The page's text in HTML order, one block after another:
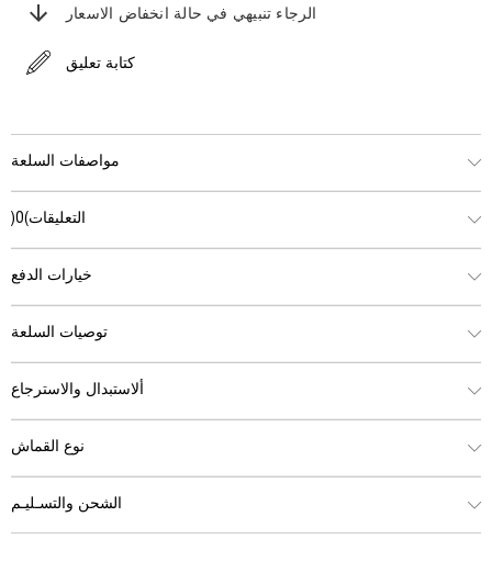
الرجاء تنبيهي في حالة انخفاض الاسعار
كتابة تعليق
مواصفات السلعة
التعليقات(0)
خيارات الدفع
توصيات السلعة
ألاستبدال والاسترجاع
نوع القماش
الشحن والتسـليـم